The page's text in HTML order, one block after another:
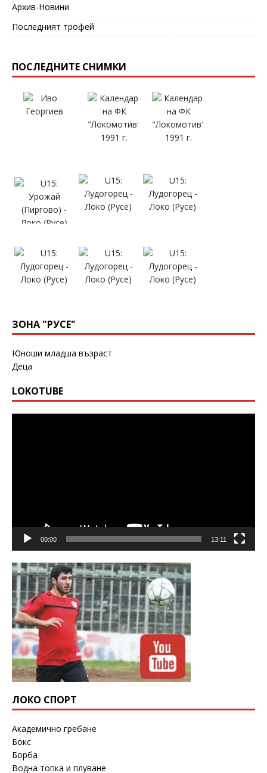
Архив-Новини
Последният трофей
ПОСЛЕДНИТЕ СНИМКИ
ЗОНА "РУСЕ"
Юноши младша възраст
Деца
LOKOTUBE
00:00 13:11
ЛОКО СПОРТ
Академично гребане
Бокс
Борба
Водна топка и плуване